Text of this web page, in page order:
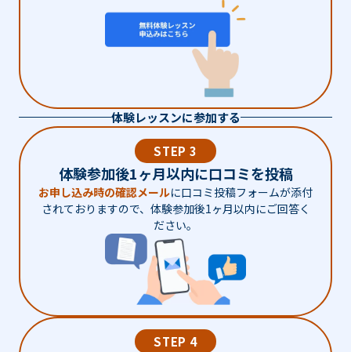
体験レッスンに参加する
STEP 3
体験参加後1ヶ月以内に口コミを投稿
お申し込み時の確認メールに口コミ投稿フォームが添付
されておりますので、体験参加後1ヶ月以内にご回答く
ださい。
STEP 4